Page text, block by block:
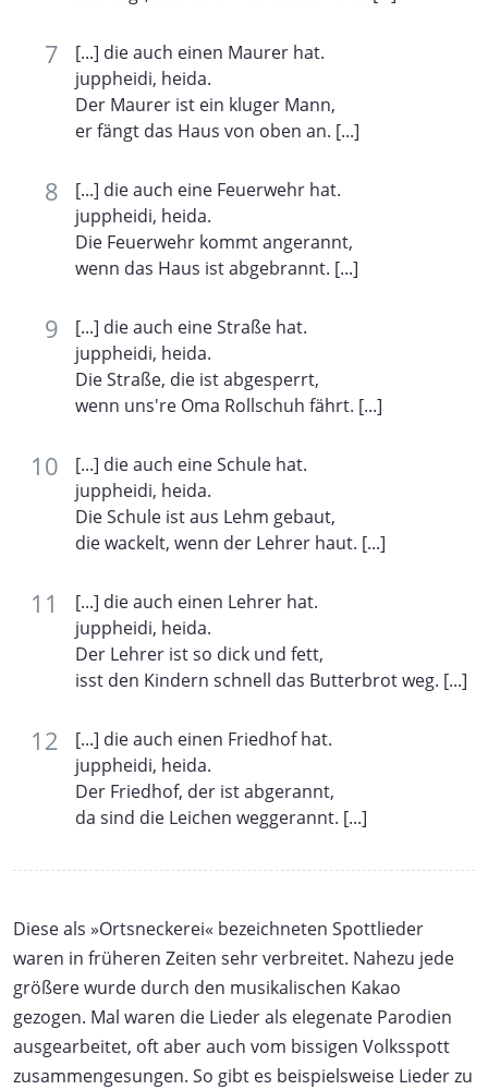
[...] die auch einen Maurer hat.
juppheidi, heida.
Der Maurer ist ein kluger Mann,
er fängt das Haus von oben an. [...]
[...] die auch eine Feuerwehr hat.
juppheidi, heida.
Die Feuerwehr kommt angerannt,
wenn das Haus ist abgebrannt. [...]
[...] die auch eine Straße hat.
juppheidi, heida.
Die Straße, die ist abgesperrt,
wenn uns're Oma Rollschuh fährt. [...]
[...] die auch eine Schule hat.
juppheidi, heida.
Die Schule ist aus Lehm gebaut,
die wackelt, wenn der Lehrer haut. [...]
[...] die auch einen Lehrer hat.
juppheidi, heida.
Der Lehrer ist so dick und fett,
isst den Kindern schnell das Butterbrot weg. [...]
[...] die auch einen Friedhof hat.
juppheidi, heida.
Der Friedhof, der ist abgerannt,
da sind die Leichen weggerannt. [...]
Diese als »Ortsneckerei« bezeichneten Spottlieder
waren in früheren Zeiten sehr verbreitet. Nahezu jede
größere wurde durch den musikalischen Kakao
gezogen. Mal waren die Lieder als elegenate Parodien
ausgearbeitet, oft aber auch vom bissigen Volksspott
zusammengesungen. So gibt es beispielsweise Lieder zu